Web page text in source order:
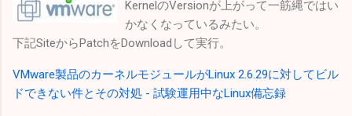
KernelのVersionが上がって一筋縄ではい
かなくなっているみたい。
下記SiteからPatchをDownloadして実行。
VMware製品のカーネルモジュールがLinux 2.6.29に対してビル
ドできない件とその対処 - 試験運用中なLinux備忘録